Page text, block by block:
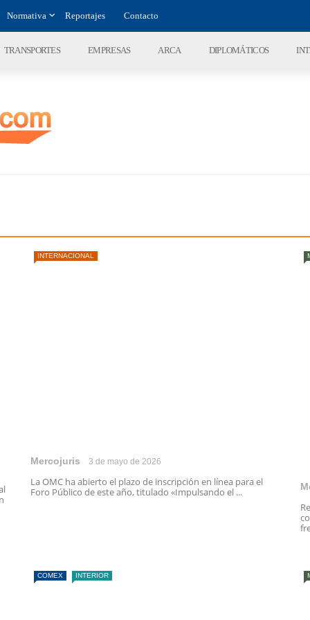
Normativa Reportajes Contacto
TRANSPORTES EMPRESAS ARCA DIPLOMÁTICOS
INTERNACIONAL
Mercojuris 3 de mayo de 2026
La OMC ha abierto el plazo de inscripción en línea para el
Foro Público de este año, titulado «Impulsando el ...
COMEX INTERIOR